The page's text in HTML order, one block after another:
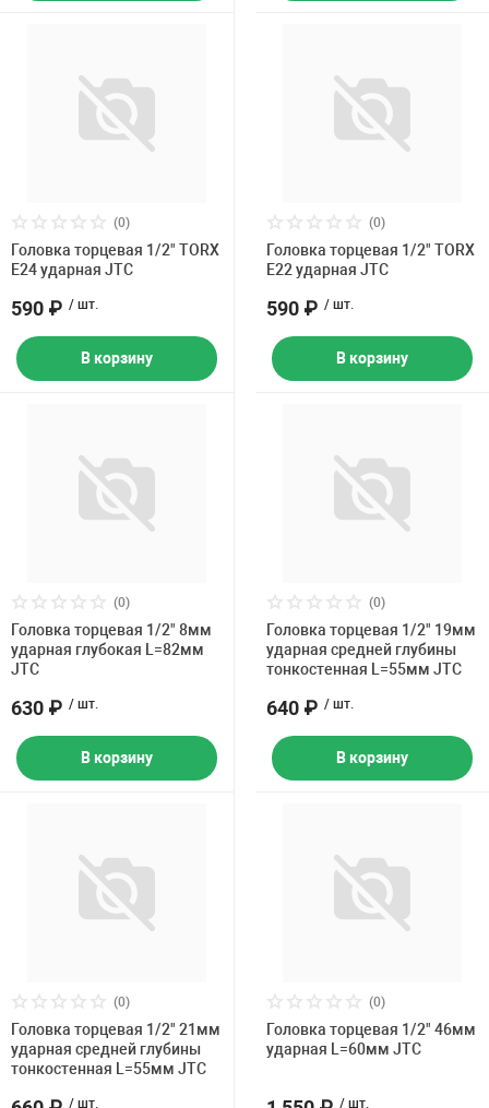
(0)
Головка торцевая 1/2" TORX
E24 ударная JTC
590 ₽ / шт.
В корзину
(0)
Головка торцевая 1/2" TORX
E22 ударная JTC
590 ₽ / шт.
В корзину
(0)
Головка торцевая 1/2" 8мм
ударная глубокая L=82мм
JTC
630 ₽ / шт.
В корзину
(0)
Головка торцевая 1/2" 19мм
ударная средней глубины
тонкостенная L=55мм JTC
640 ₽ / шт.
В корзину
(0)
Головка торцевая 1/2" 21мм
ударная средней глубины
тонкостенная L=55мм JTC
/ шт.
(0)
Головка торцевая 1/2" 46мм
ударная L=60мм JTC
/ шт.